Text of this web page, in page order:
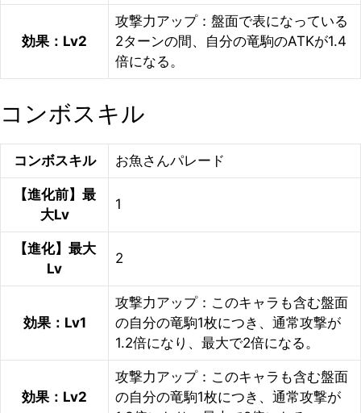
効果：Lv2
攻撃力アップ：盤面で表になっている
2ターンの間、自分の竜駒のATKが1.4
倍になる。
コンボスキル
コンボスキル お魚さんパレード
【進化前】最
大Lv
1
【進化】最大
Lv
2
効果：Lv1
攻撃力アップ：このキャラも含む盤面
の自分の竜駒1枚につき、通常攻撃が
1.2倍になり、最大で2倍になる。
効果：Lv2
攻撃力アップ：このキャラも含む盤面
の自分の竜駒1枚につき、通常攻撃が